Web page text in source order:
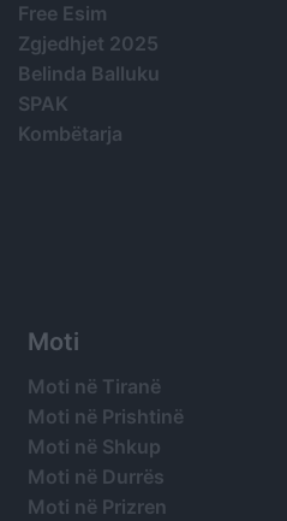
Free Esim
Zgjedhjet 2025
Belinda Balluku
SPAK
Kombëtarja
Moti
Moti në Tiranë
Moti në Prishtinë
Moti në Shkup
Moti në Durrës
Moti në Prizren